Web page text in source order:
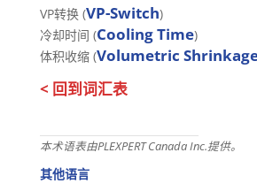
VP转换 (VP-Switch)
冷却时间 (Cooling Time)
体积收缩 (Volumetric
< 回到词汇表
本术语表由PLEXPERT Canada Inc.提供。
其他语言